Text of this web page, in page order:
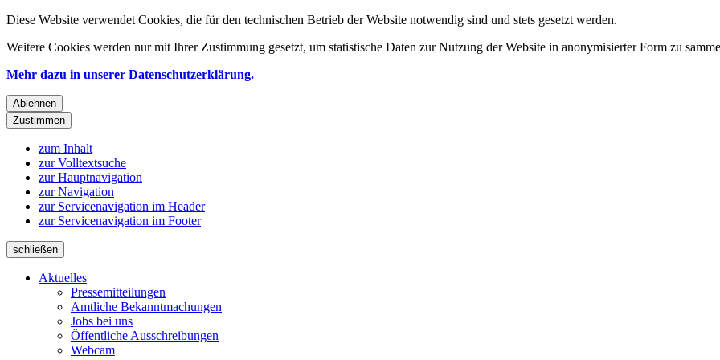
Diese Website verwendet Cookies, die für den technischen Betrieb der Website notwendig sind und stets gesetzt werden.
Weitere Cookies werden nur mit Ihrer Zustimmung gesetzt, um statistische Daten zur Nutzung der Website in anonymisierter Form zu
Mehr dazu in unserer Datenschutzerklärung.
Ablehnen
Zustimmen
zum Inhalt
zur Volltextsuche
zur Hauptnavigation
zur Navigation
zur Servicenavigation im Header
zur Servicenavigation im Footer
schließen
Aktuelles
Pressemitteilungen
Amtliche Bekanntmachungen
Jobs bei uns
Öffentliche Ausschreibungen
Webcam